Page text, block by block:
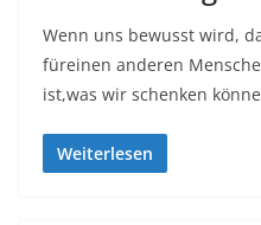
Wenn uns bewusst wird,
füreinen anderen
ist,was wir schenken
Weiterlesen